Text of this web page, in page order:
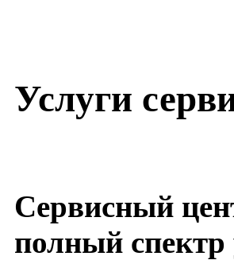
Услуги
Сервисный
полный спектр